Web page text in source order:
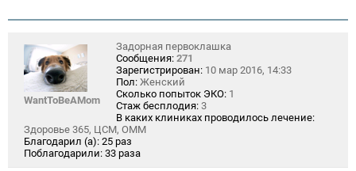
WantToBeAMom
Задорная первоклашка
Сообщения: 271
Зарегистрирован: 10 мар 2016, 14:33
Пол: Женский
Сколько попыток ЭКО: 1
Стаж бесплодия: 3
В каких клиниках проводилось лечение:
Здоровье 365, ЦСМ, ОММ
Благодарил (а): 25 раз
Поблагодарили: 33 раза